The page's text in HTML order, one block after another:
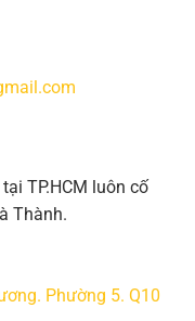
TP.HCM luôn cố
Thành.
Phường 5. Q10